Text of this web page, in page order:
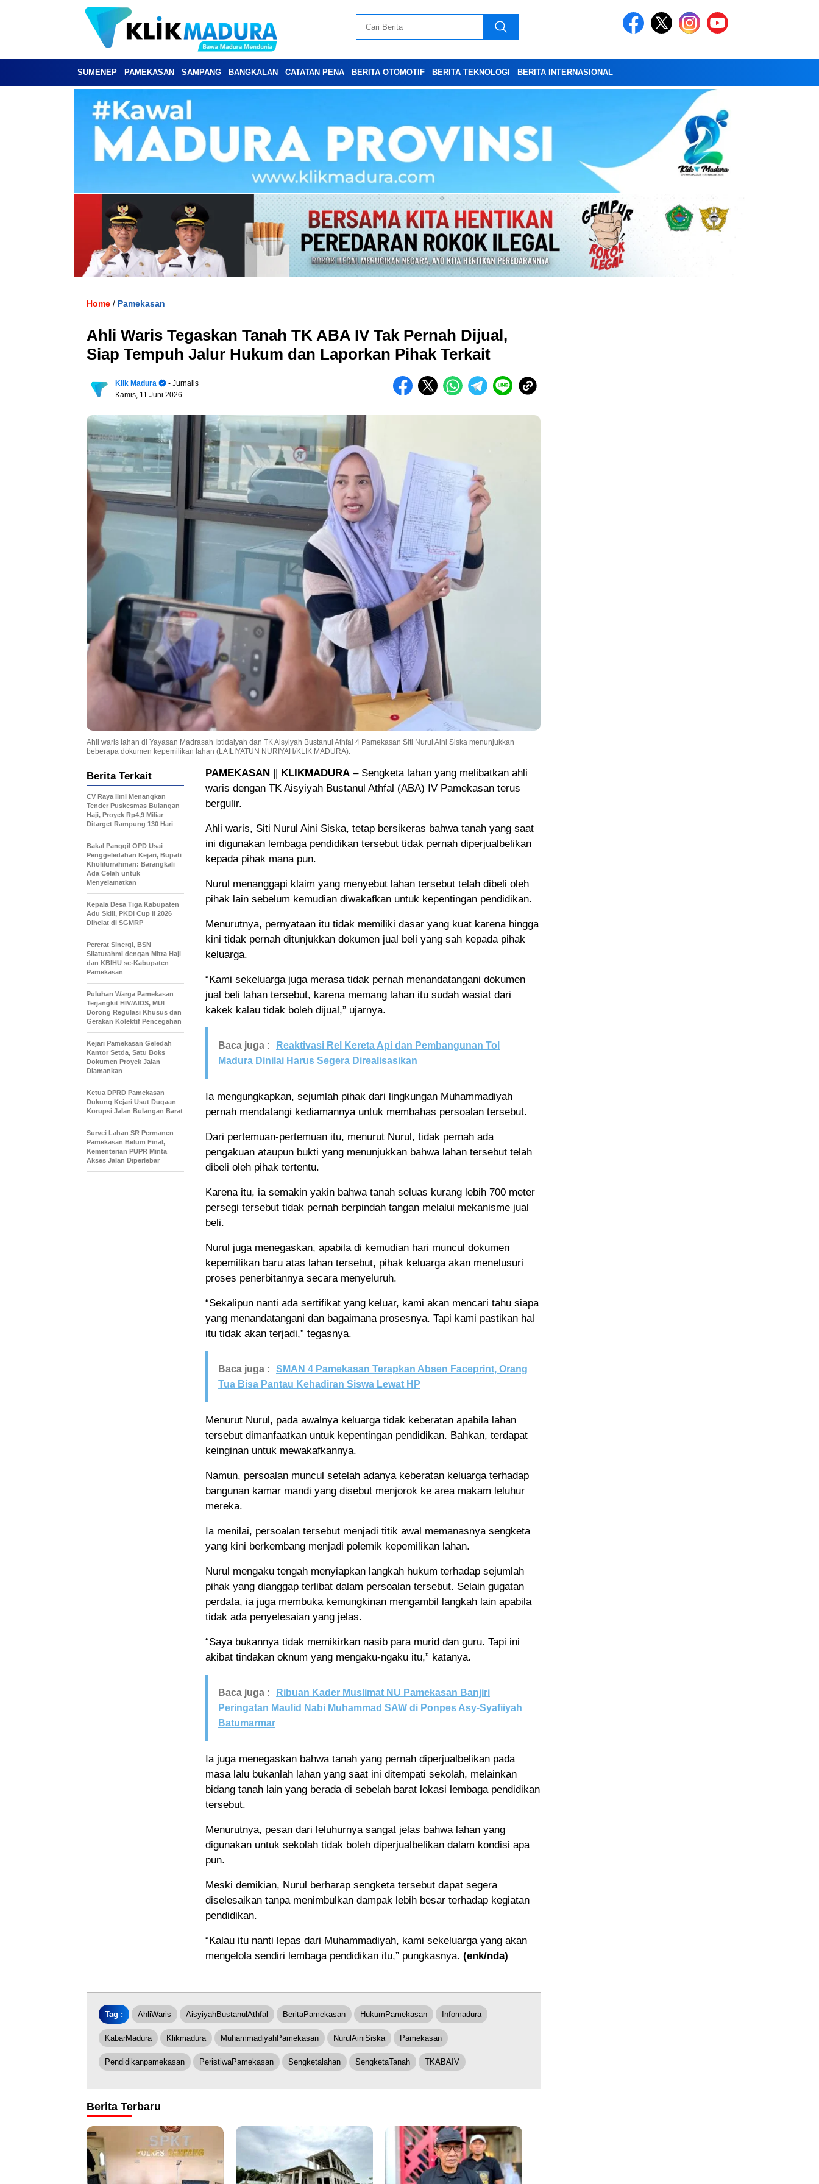
SUMENEP PAMEKASAN SAMPANG BANGKALAN CATATAN PENA BERITA OTOMOTIF BERITA TEKNOLOGI BERITA INTERNASIONAL
Home / Pamekasan
Ahli Waris Tegaskan Tanah TK ABA IV Tak Pernah Dijual,
Siap Tempuh Jalur Hukum dan Laporkan Pihak Terkait
Klik Madura
- Jurnalis
Kamis, 11 Juni 2026
Ahli waris lahan di Yayasan Madrasah Ibtidaiyah dan TK Aisyiyah Bustanul Athfal 4 Pamekasan Siti Nurul Aini Siska menunjukkan
beberapa dokumen kepemilikan lahan (LAILIYATUN NURIYAH/KLIK MADURA).
PAMEKASAN || KLIKMADURA – Sengketa lahan yang melibatkan ahli
waris dengan TK Aisyiyah Bustanul Athfal (ABA) IV Pamekasan terus
bergulir.
Ahli waris, Siti Nurul Aini Siska, tetap bersikeras bahwa tanah yang saat
ini digunakan lembaga pendidikan tersebut tidak pernah diperjualbelikan
kepada pihak mana pun.
Nurul menanggapi klaim yang menyebut lahan tersebut telah dibeli oleh
pihak lain sebelum kemudian diwakafkan untuk kepentingan pendidikan.
Menurutnya, pernyataan itu tidak memiliki dasar yang kuat karena hingga
kini tidak pernah ditunjukkan dokumen jual beli yang sah kepada pihak
keluarga.
“Kami sekeluarga juga merasa tidak pernah menandatangani dokumen
jual beli lahan tersebut, karena memang lahan itu sudah wasiat dari
kakek kalau tidak boleh dijual,” ujarnya.
Baca juga :
Reaktivasi Rel Kereta Api dan Pembangunan Tol
Madura Dinilai Harus Segera Direalisasikan
Ia mengungkapkan, sejumlah pihak dari lingkungan Muhammadiyah
pernah mendatangi kediamannya untuk membahas persoalan tersebut.
Dari pertemuan-pertemuan itu, menurut Nurul, tidak pernah ada
pengakuan ataupun bukti yang menunjukkan bahwa lahan tersebut telah
dibeli oleh pihak tertentu.
Karena itu, ia semakin yakin bahwa tanah seluas kurang lebih 700 meter
persegi tersebut tidak pernah berpindah tangan melalui mekanisme jual
beli.
Nurul juga menegaskan, apabila di kemudian hari muncul dokumen
kepemilikan baru atas lahan tersebut, pihak keluarga akan menelusuri
proses penerbitannya secara menyeluruh.
“Sekalipun nanti ada sertifikat yang keluar, kami akan mencari tahu siapa
yang menandatangani dan bagaimana prosesnya. Tapi kami pastikan hal
itu tidak akan terjadi,” tegasnya.
Baca juga :
SMAN 4 Pamekasan Terapkan Absen Faceprint, Orang
Tua Bisa Pantau Kehadiran Siswa Lewat HP
Menurut Nurul, pada awalnya keluarga tidak keberatan apabila lahan
tersebut dimanfaatkan untuk kepentingan pendidikan. Bahkan, terdapat
keinginan untuk mewakafkannya.
Namun, persoalan muncul setelah adanya keberatan keluarga terhadap
bangunan kamar mandi yang disebut menjorok ke area makam leluhur
mereka.
Ia menilai, persoalan tersebut menjadi titik awal memanasnya sengketa
yang kini berkembang menjadi polemik kepemilikan lahan.
Nurul mengaku tengah menyiapkan langkah hukum terhadap sejumlah
pihak yang dianggap terlibat dalam persoalan tersebut. Selain gugatan
perdata, ia juga membuka kemungkinan mengambil langkah lain apabila
tidak ada penyelesaian yang jelas.
“Saya bukannya tidak memikirkan nasib para murid dan guru. Tapi ini
akibat tindakan oknum yang mengaku-ngaku itu,” katanya.
Baca juga :
Ribuan Kader Muslimat NU Pamekasan Banjiri
Peringatan Maulid Nabi Muhammad SAW di Ponpes Asy-Syafiiyah
Batumarmar
Ia juga menegaskan bahwa tanah yang pernah diperjualbelikan pada
masa lalu bukanlah lahan yang saat ini ditempati sekolah, melainkan
bidang tanah lain yang berada di sebelah barat lokasi lembaga pendidikan
tersebut.
Menurutnya, pesan dari leluhurnya sangat jelas bahwa lahan yang
digunakan untuk sekolah tidak boleh diperjualbelikan dalam kondisi apa
pun.
Meski demikian, Nurul berharap sengketa tersebut dapat segera
diselesaikan tanpa menimbulkan dampak lebih besar terhadap kegiatan
pendidikan.
“Kalau itu nanti lepas dari Muhammadiyah, kami sekeluarga yang akan
mengelola sendiri lembaga pendidikan itu,” pungkasnya. (enk/nda)
Berita Terkait
CV Raya Ilmi Menangkan
Tender Puskesmas Bulangan
Haji, Proyek Rp4,9 Miliar
Ditarget Rampung 130 Hari
Bakal Panggil OPD Usai
Penggeledahan Kejari, Bupati
Kholilurrahman: Barangkali
Ada Celah untuk
Menyelamatkan
Kepala Desa Tiga Kabupaten
Adu Skill, PKDI Cup II 2026
Dihelat di SGMRP
Pererat Sinergi, BSN
Silaturahmi dengan Mitra Haji
dan KBIHU se-Kabupaten
Pamekasan
Puluhan Warga Pamekasan
Terjangkit HIV/AIDS, MUI
Dorong Regulasi Khusus dan
Gerakan Kolektif Pencegahan
Kejari Pamekasan Geledah
Kantor Setda, Satu Boks
Dokumen Proyek Jalan
Diamankan
Ketua DPRD Pamekasan
Dukung Kejari Usut Dugaan
Korupsi Jalan Bulangan Barat
Survei Lahan SR Permanen
Pamekasan Belum Final,
Kementerian PUPR Minta
Akses Jalan Diperlebar
Tag : AhliWaris AisyiyahBustanulAthfal BeritaPamekasan HukumPamekasan Infomadura
KabarMadura Klikmadura MuhammadiyahPamekasan NurulAiniSiska Pamekasan
Pendidikanpamekasan PeristiwaPamekasan Sengketalahan SengketaTanah TKABAIV
Berita Terbaru